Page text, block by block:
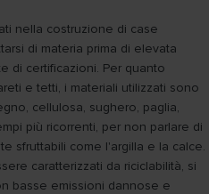
nella costruzione di case
di materia prima di elevata
di certificazioni. Per quanto
e tetti, i materiali utilizzati sono
cellulosa, sughero, paglia,
più ricorrenti, per non parlare di
sfruttabili come l'argilla e la calce.
caratterizzati da riciclabilità, si
basse emissioni dannose e